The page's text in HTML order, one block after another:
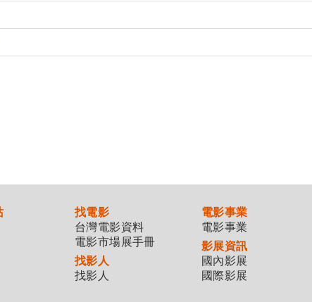
找電影
台灣電影資料
電影市場展手冊
找影人
找影人
電影事業
電影事業
影展資訊
國內影展
國際影展